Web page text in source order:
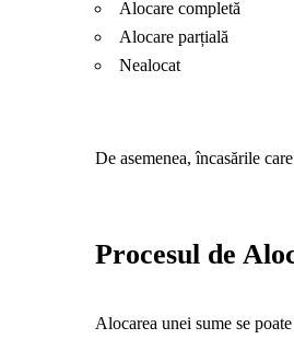
Alocare completă
Alocare parțială
Nealocat
De asemenea, încasările
Procesul de
Alocarea unei sume se